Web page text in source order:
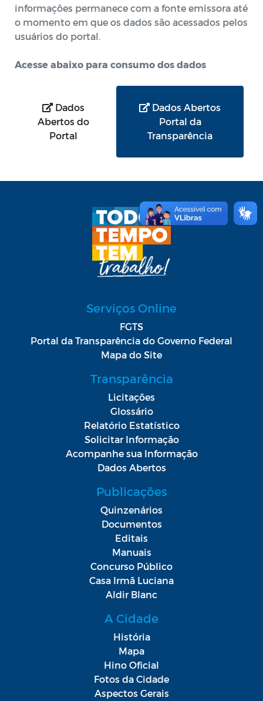
informações permanece com a fonte emissora até
o momento em que os dados são acessados pelos
usuários do portal.
Acesse abaixo para consumo dos dados
Dados
Abertos do
Portal
Dados Abertos
Portal da
Transparência
Serviços Online
FGTS
Portal da Transparência do Governo Federal
Mapa do Site
Transparência
Licitações
Glossário
Relatório Estatístico
Solicitar Informação
Acompanhe sua Informação
Dados Abertos
Publicações
Quinzenários
Documentos
Editais
Manuais
Concurso Público
Casa Irmã Luciana
Aldir Blanc
A Cidade
História
Mapa
Hino Oficial
Fotos da Cidade
Aspectos Gerais